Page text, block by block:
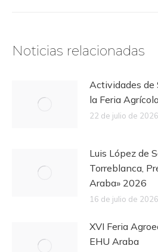
Noticias relacionadas
Actividades de
la Feria
22 de julio de 2026
Luis López de
Torreblanca,
Araba» 2026
16 de julio de 2026
XVI Feria
EHU Araba